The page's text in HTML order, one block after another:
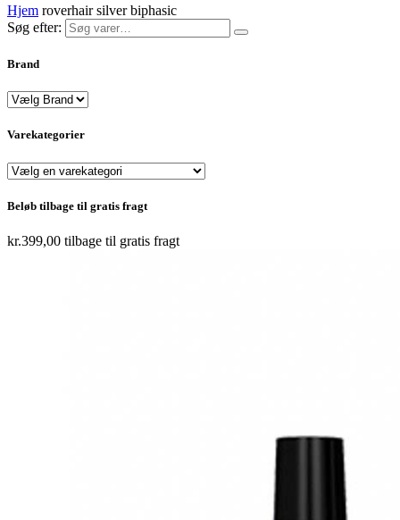
Hjem roverhair silver biphasic
Søg efter:
Brand
Varekategorier
Beløb tilbage til gratis fragt
kr.399,00 tilbage til gratis fragt